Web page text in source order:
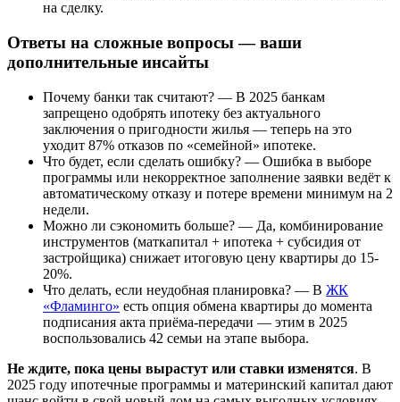
на сделку.
Ответы на сложные вопросы — ваши
дополнительные инсайты
Почему банки так считают? — В 2025 банкам
запрещено одобрять ипотеку без актуального
заключения о пригодности жилья — теперь на это
уходит 87% отказов по «семейной» ипотеке.
Что будет, если сделать ошибку? — Ошибка в выборе
программы или некорректное заполнение заявки ведёт к
автоматическому отказу и потере времени минимум на 2
недели.
Можно ли сэкономить больше? — Да, комбинирование
инструментов (маткапитал + ипотека + субсидия от
застройщика) снижает итоговую цену квартиры до 15-
20%.
Что делать, если неудобная планировка? — В ЖК
«Фламинго» есть опция обмена квартиры до момента
подписания акта приёма-передачи — этим в 2025
воспользовались 42 семьи на этапе выбора.
Не ждите, пока цены вырастут или ставки изменятся. В
2025 году ипотечные программы и материнский капитал дают